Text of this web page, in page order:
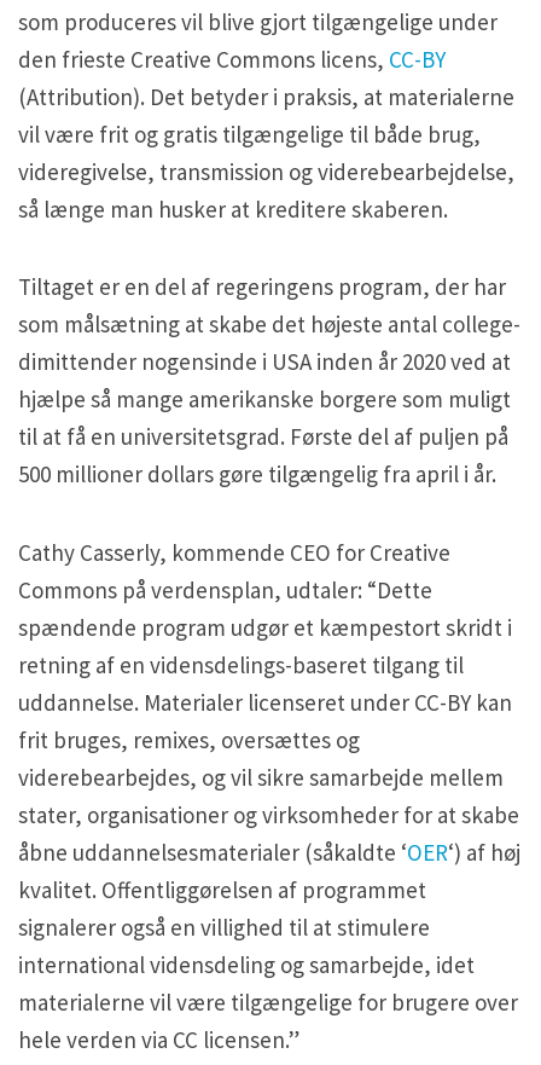
som produceres vil blive gjort tilgængelige under
den frieste Creative Commons licens, CC-BY
(Attribution). Det betyder i praksis, at materialerne
vil være frit og gratis tilgængelige til både brug,
videregivelse, transmission og viderebearbejdelse,
så længe man husker at kreditere skaberen.
Tiltaget er en del af regeringens program, der har
som målsætning at skabe det højeste antal college-
dimittender nogensinde i USA inden år 2020 ved at
hjælpe så mange amerikanske borgere som muligt
til at få en universitetsgrad. Første del af puljen på
500 millioner dollars gøre tilgængelig fra april i år.
Cathy Casserly, kommende CEO for Creative
Commons på verdensplan, udtaler: “Dette
spændende program udgør et kæmpestort skridt i
retning af en vidensdelings-baseret tilgang til
uddannelse. Materialer licenseret under CC-BY kan
frit bruges, remixes, oversættes og
viderebearbejdes, og vil sikre samarbejde mellem
stater, organisationer og virksomheder for at skabe
åbne uddannelsesmaterialer (såkaldte ‘OER‘) af høj
kvalitet. Offentliggørelsen af programmet
signalerer også en villighed til at stimulere
international vidensdeling og samarbejde, idet
materialerne vil være tilgængelige for brugere over
hele verden via CC licensen.”